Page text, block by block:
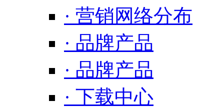
· 营销网络分布
· 品牌产品
· 品牌产品
· 下载中心